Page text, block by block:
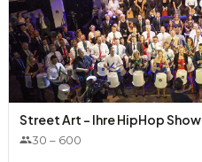
Street Art - Ihre HipHop Show
30 – 600